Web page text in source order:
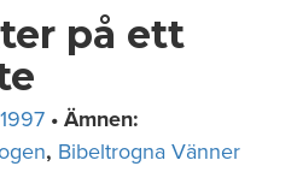
på ett
• Ämnen:
, Bibeltrogna Vänner